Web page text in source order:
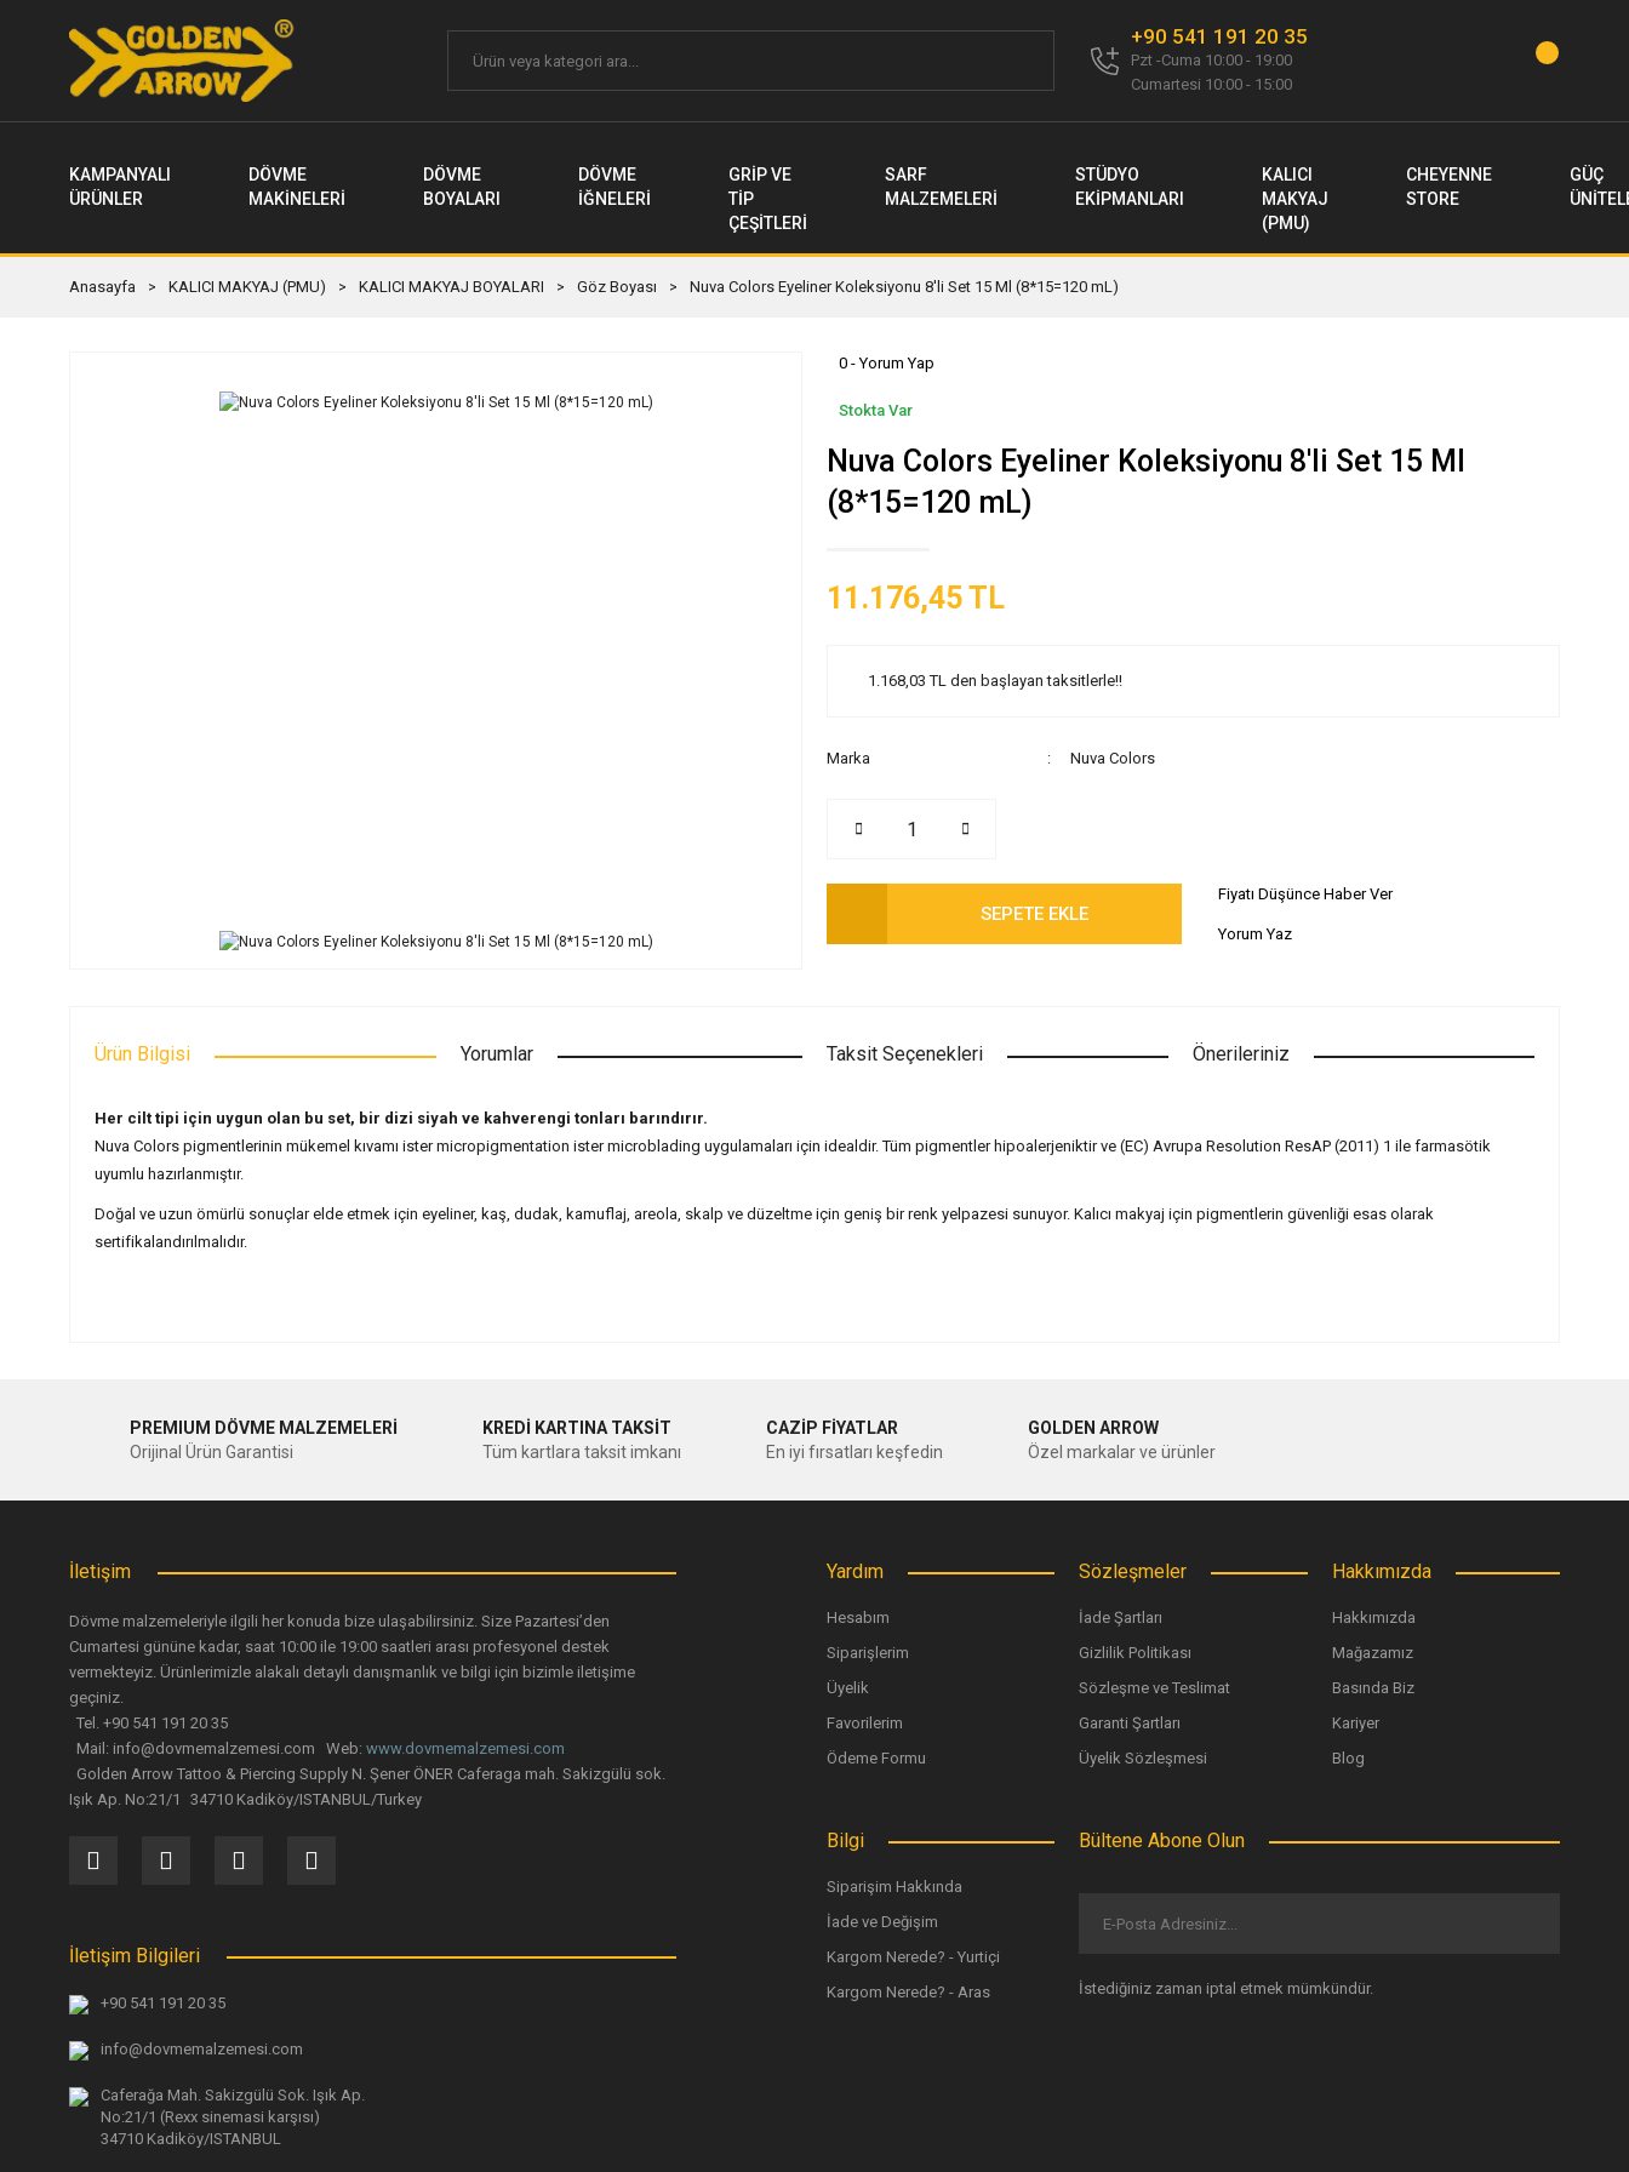
+90 541 191 20 35
Pzt -Cuma 10:00 - 19:00
Cumartesi 10:00 - 15:00
KAMPANYALI
ÜRÜNLER
DÖVME
MAKİNELERİ
DÖVME
BOYALARI
DÖVME
İĞNELERİ
GRİP VE
TİP
ÇEŞİTLERİ
SARF
MALZEMELERİ
STÜDYO
EKİPMANLARI
KALICI
MAKYAJ
(PMU)
CHEYENNE
STORE
GÜÇ
Anasayfa KALICI MAKYAJ (PMU) KALICI MAKYAJ BOYALARI Göz Boyası Nuva Colors Eyeliner Koleksiyonu 8'li Set 15 Ml (8*15=120 mL)
0 - Yorum Yap
Stokta Var
Nuva Colors Eyeliner Koleksiyonu 8'li Set 15 Ml
(8*15=120 mL)
11.176,45 TL
1.168,03 TL den başlayan taksitlerle!!
Marka Nuva Colors
SEPETE EKLE
Fiyatı Düşünce Haber Ver
Yorum Yaz
Ürün Bilgisi Yorumlar Taksit Seçenekleri Önerileriniz
Her cilt tipi için uygun olan bu set, bir dizi siyah ve kahverengi tonları barındırır.
Nuva Colors pigmentlerinin mükemel kıvamı ister micropigmentation ister microblading uygulamaları için idealdir. Tüm pigmentler hipoalerjeniktir ve (EC) Avrupa Resolution ResAP (2011) 1 ile farmasötik
uyumlu hazırlanmıştır.
Doğal ve uzun ömürlü sonuçlar elde etmek için eyeliner, kaş, dudak, kamuflaj, areola, skalp ve düzeltme için geniş bir renk yelpazesi sunuyor. Kalıcı makyaj için pigmentlerin güvenliği esas olarak
sertifikalandırılmalıdır.
Yorum Yaz
Ürün resmi kalitesiz, bozuk veya görüntülenemiyor.
Gönder
PREMIUM DÖVME MALZEMELERİ
Orijinal Ürün Garantisi
KREDİ KARTINA TAKSİT
Tüm kartlara taksit imkanı
CAZİP FİYATLAR
En iyi fırsatları keşfedin
GOLDEN ARROW
Özel markalar ve ürünler
İletişim
Dövme malzemeleriyle ilgili her konuda bize ulaşabilirsiniz. Size Pazartesi’den
Cumartesi gününe kadar, saat 10:00 ile 19:00 saatleri arası profesyonel destek
vermekteyiz. Ürünlerimizle alakalı detaylı danışmanlık ve bilgi için bizimle iletişime
geçiniz.
Tel. +90 541 191 20 35
Mail: info@dovmemalzemesi.com Web: www.dovmemalzemesi.com
Golden Arrow Tattoo & Piercing Supply N. Şener ÖNER Caferaga mah. Sakizgülü sok.
Işık Ap. No:21/1 34710 Kadiköy/ISTANBUL/Turkey
İletişim Bilgileri
+90 541 191 20 35
info@dovmemalzemesi.com
Caferağa Mah. Sakizgülü Sok. Işık Ap.
No:21/1 (Rexx sinemasi karşısı)
34710 Kadiköy/ISTANBUL
Yardım
Hesabım
Siparişlerim
Üyelik
Favorilerim
Ödeme Formu
Sözleşmeler
İade Şartları
Gizlilik Politikası
Sözleşme ve Teslimat
Garanti Şartları
Üyelik Sözleşmesi
Hakkımızda
Hakkımızda
Mağazamız
Basında Biz
Kariyer
Blog
Bilgi
Siparişim Hakkında
İade ve Değişim
Kargom Nerede? - Yurtiçi
Kargom Nerede? - Aras
Bültene Abone Olun
İstediğiniz zaman iptal etmek mümkündür.